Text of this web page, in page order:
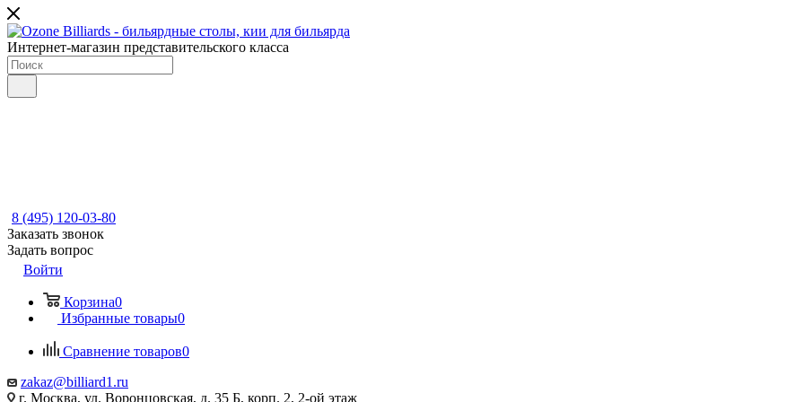
Интернет-магазин представительского класса
8 (495) 120-03-80
Заказать звонок
Задать вопрос
Войти
Корзина0
Избранные товары0
Сравнение товаров0
zakaz@billiard1.ru
г. Москва, ул. Воронцовская, д. 35 Б, корп. 2, 2-ой этаж